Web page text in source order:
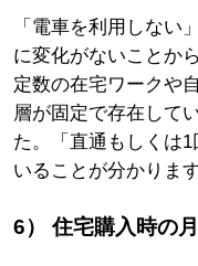
「電車を利用しない
に変化がないことか
定数の在宅ワークや
層が固定で存在して
た。「直通もしくは
いることが分かります
6） 住宅購入時の